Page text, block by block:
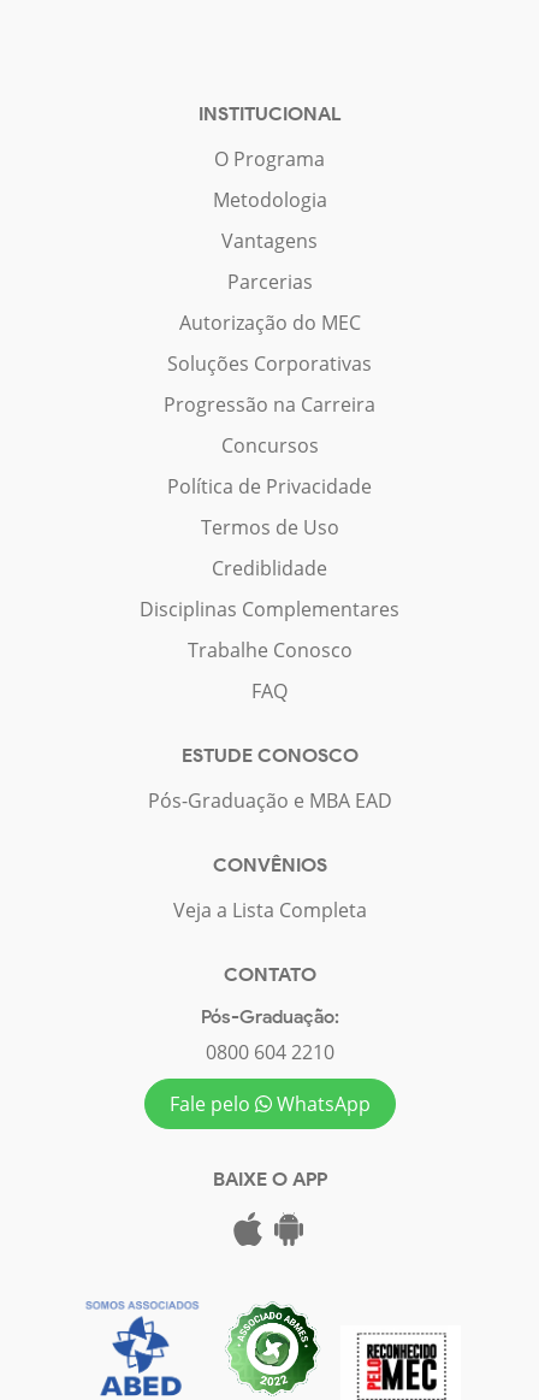
INSTITUCIONAL
O Programa
Metodologia
Vantagens
Parcerias
Autorização do MEC
Soluções Corporativas
Progressão na Carreira
Concursos
Política de Privacidade
Termos de Uso
Crediblidade
Disciplinas Complementares
Trabalhe Conosco
FAQ
ESTUDE CONOSCO
Pós-Graduação e MBA EAD
CONVÊNIOS
Veja a Lista Completa
CONTATO
Pós-Graduação:
0800 604 2210
Fale pelo
WhatsApp
BAIXE O APP